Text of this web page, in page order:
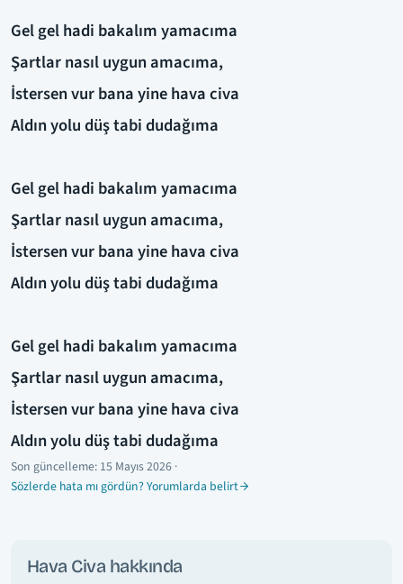
Gel gel hadi bakalım yamacıma
Şartlar nasıl uygun amacıma,
İstersen vur bana yine hava civa
Aldın yolu düş tabi dudağıma
Gel gel hadi bakalım yamacıma
Şartlar nasıl uygun amacıma,
İstersen vur bana yine hava civa
Aldın yolu düş tabi dudağıma
Gel gel hadi bakalım yamacıma
Şartlar nasıl uygun amacıma,
İstersen vur bana yine hava civa
Aldın yolu düş tabi dudağıma
Son güncelleme: 15 Mayıs 2026 ·
Sözlerde hata mı gördün? Yorumlarda belirt
Hava Civa hakkında